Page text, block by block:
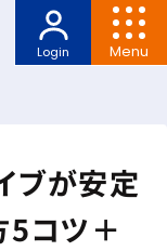
Menu
Login
ブが安定
5コツ＋